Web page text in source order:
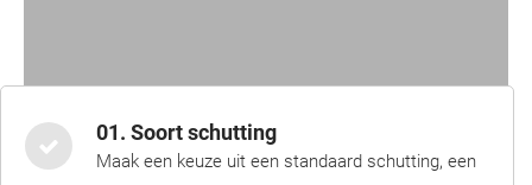
01. Soort schutting
Maak een keuze uit een standaard schutting, een